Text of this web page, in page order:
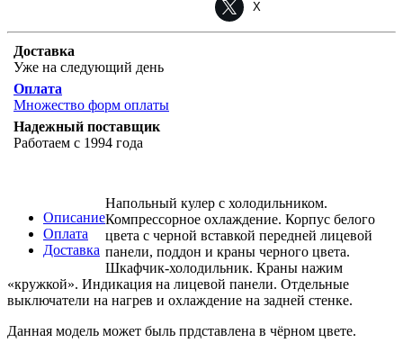
X
Доставка
Уже на следующий день
Оплата
Множество форм оплаты
Надежный поставщик
Работаем с 1994 года
Описание
Оплата
Доставка
Напольный кулер с холодильником.
Компрессорное охлаждение. Корпус белого
цвета с черной вставкой передней лицевой
панели, поддон и краны черного цвета.
Шкафчик-холодильник. Краны нажим
«кружкой». Индикация на лицевой панели. Отдельные
выключатели на нагрев и охлаждение на задней стенке.
Данная модель может быль прдставлена в чёрном цвете.